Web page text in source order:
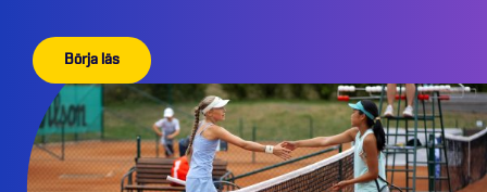
Stadie 4
Stadie 5
Börja läs